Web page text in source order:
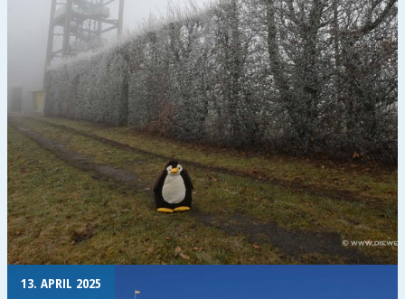
13. APRIL 2025